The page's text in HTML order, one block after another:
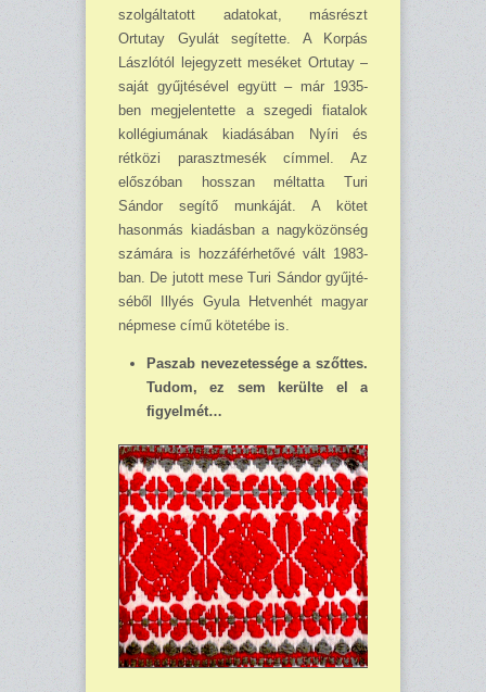
szolgáltatott adatokat, másrészt
Ortutay Gyulát segítette. A Korpás
Lászlótól lejegyzett meséket Ortutay –
saját gyűjtésével együtt – már 1935-
ben meg­jelentette a szegedi fiatalok
kollégiumának kiadásában Nyíri és
rétközi parasztmesék címmel. Az
előszóban hosszan méltatta Turi
Sándor segítő munkáját. A kötet
hasonmás kiadásban a nagyközönség
számára is hozzáférhetővé vált 1983-
ban. De jutott mese Turi Sándor gyűj­té­
séből Illyés Gyula Hetvenhét magyar
népmese című kötetébe is.
Paszab nevezetessége a szőttes.
Tudom, ez sem kerülte el a
figyelmét…